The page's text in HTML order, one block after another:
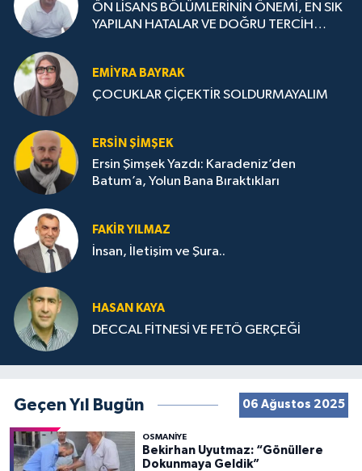
ÖN LİSANS BÖLÜMLERİNİN ÖNEMİ, EN SIK
YAPILAN HATALAR VE DOĞRU TERCİH
EMIYRA BAYRAK
ÇOCUKLAR ÇİÇEKTİR SOLDURMAYALIM
ERSIN ŞIMŞEK
Ersin Şimşek Yazdı: Karadeniz’den
Batum’a, Yolun Bana Bıraktıkları
FAKIR YILMAZ
İnsan, İletişim ve Şura..
HASAN KAYA
DECCAL FİTNESİ VE FETÖ GERÇEĞİ
Geçen Yıl Bugün 06 Ağustos 2025
OSMANIYE
Bekirhan Uyutmaz: “Gönüllere
Dokunmaya Geldik”